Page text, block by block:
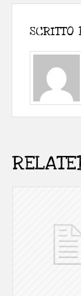
SCRITTO